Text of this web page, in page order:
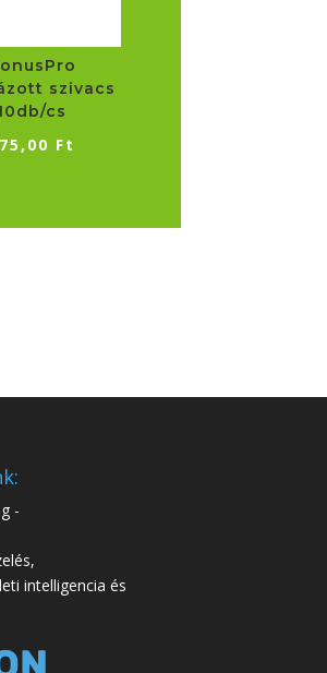
szivacs
cs
Ft
-
intelligencia és